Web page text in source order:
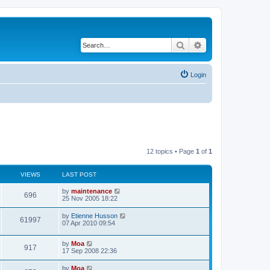
Search
Login
12 topics • Page 1 of 1
VIEWS LAST POST
696 by maintenance
25 Nov 2005 18:22
61997 by Etienne Husson
07 Apr 2010 09:54
917 by Moa
17 Sep 2008 22:36
by Moa